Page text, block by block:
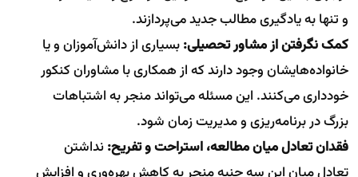
و تنها به یادگیری مطالب جدید می‌پردازند.
کمک نگرفتن از مشاور تحصیلی:بسیاری از دانش‌آموزان و یا
خانواده‌هایشان وجود دارند که از همکاری با مشاوران کنکور
خودداری می‌کنند. این مسئله می‌تواند منجر به اشتباهات
بزرگ در برنامه‌ریزی و مدیریت زمان شود.
فقدان تعادل میان مطالعه، استراحت و تفریح:نداشتن